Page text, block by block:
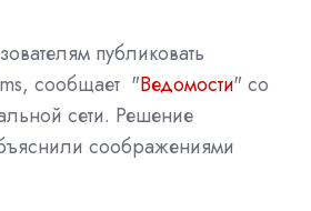
публиковать
сообщает "Ведомости" со
сети. Решение
соображениями